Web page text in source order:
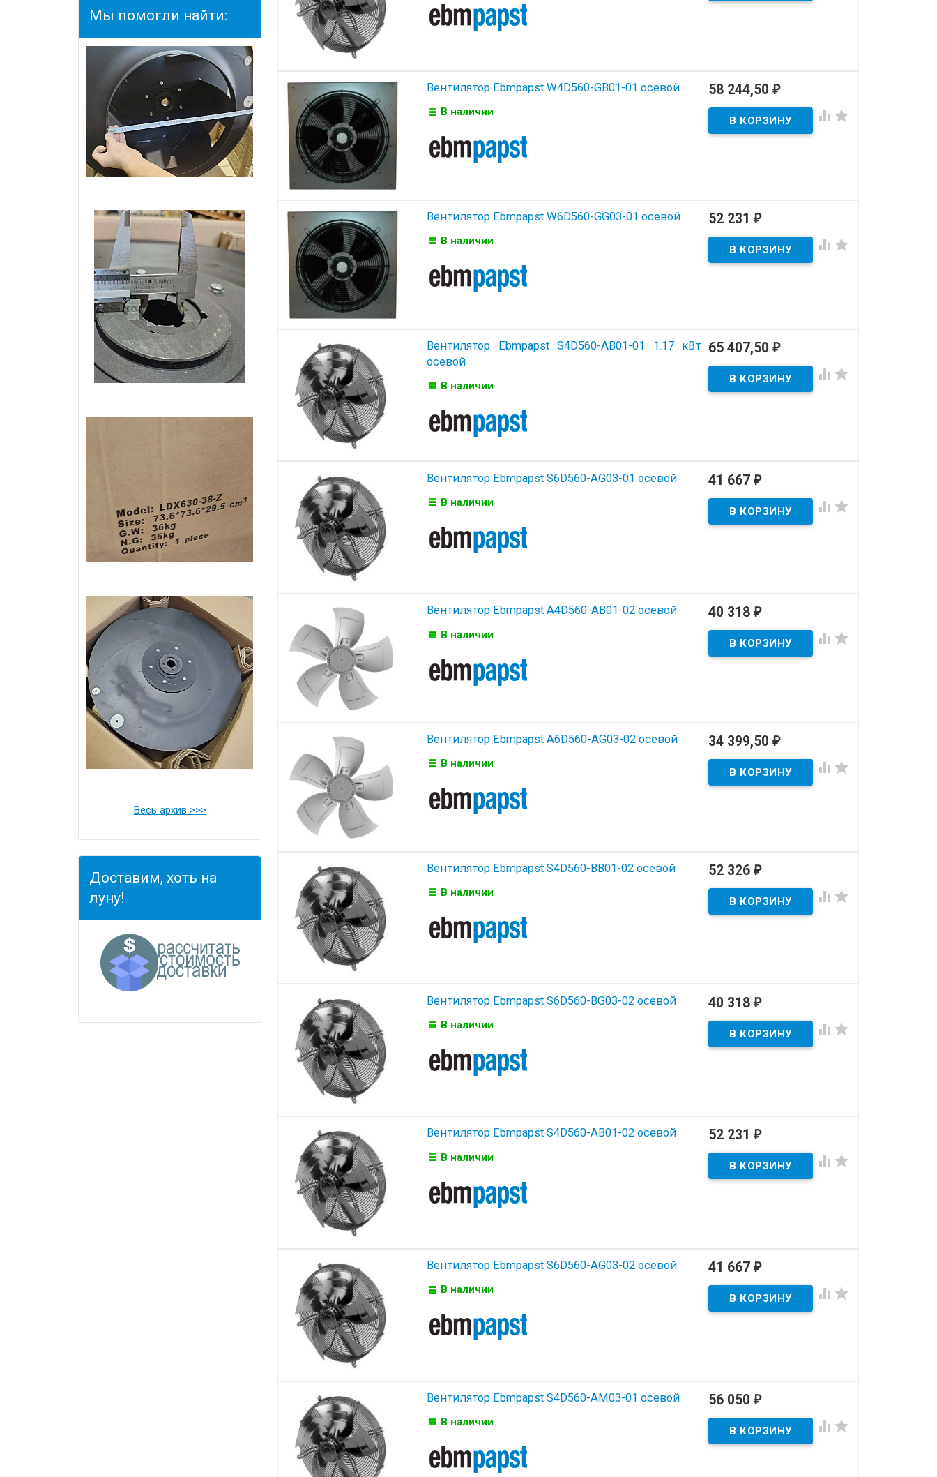
Мы помогли найти:
Весь архив >>>
Доставим, хоть на
луну!
Вентилятор Ebmpapst W4D560-GB01-01 осевой
В наличии
58 244,50₽
 
Вентилятор Ebmpapst W6D560-GG03-01 осевой
В наличии
52 231₽
 
Вентилятор Ebmpapst S4D560-AB01-01 1.17 кВт
осевой
В наличии
65 407,50₽
 
Вентилятор Ebmpapst S6D560-AG03-01 осевой
В наличии
41 667₽
 
Вентилятор Ebmpapst A4D560-AB01-02 осевой
В наличии
40 318₽
 
Вентилятор Ebmpapst A6D560-AG03-02 осевой
В наличии
34 399,50₽
 
Вентилятор Ebmpapst S4D560-BB01-02 осевой
В наличии
52 326₽
 
Вентилятор Ebmpapst S6D560-BG03-02 осевой
В наличии
40 318₽
 
Вентилятор Ebmpapst S4D560-AB01-02 осевой
В наличии
52 231₽
 
Вентилятор Ebmpapst S6D560-AG03-02 осевой
В наличии
41 667₽
 
Вентилятор Ebmpapst S4D560-AM03-01 осевой
В наличии
56 050₽
 